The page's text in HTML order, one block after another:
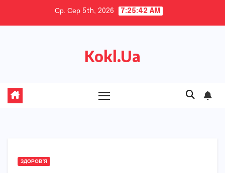
Ср. Сер 5th, 2026 7:25:43 AM
Kokl.Ua
ЗДОРОВ'Я